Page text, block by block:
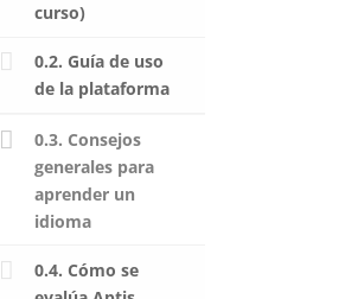
curso)
0.2. Guía de uso
de la plataforma
0.3. Consejos
generales para
aprender un
idioma
0.4. Cómo se